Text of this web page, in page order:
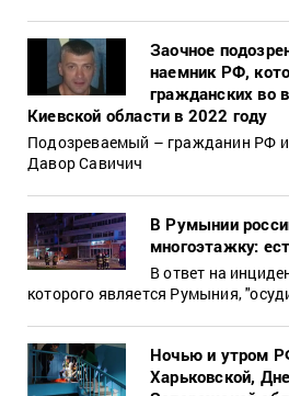
Заочное
наемник РФ,
гражданских во
Киевской области в 2022 году
Подозреваемый – гражданин РФ и
Давор Савичич
В Румынии
многоэтажку:
В ответ на
которого является Румыния,
Ночью и утром
Харьковской,